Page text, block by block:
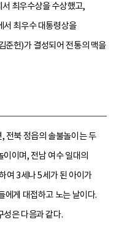
최우수상을 수상했고,
최우수 대통령상을
준헌)가 결성되어 전통의 맥을
전북 정읍의 솔불놀이는 두
이며, 전남 여수 일대의
여 3세나 5세가 된 아이가
에게 대접하고 노는 날이다.
성은 다음과 같다.